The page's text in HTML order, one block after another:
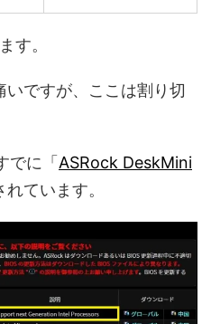
す。
ですが、ここは割り切
でに「 ASRock DeskMini
ています。